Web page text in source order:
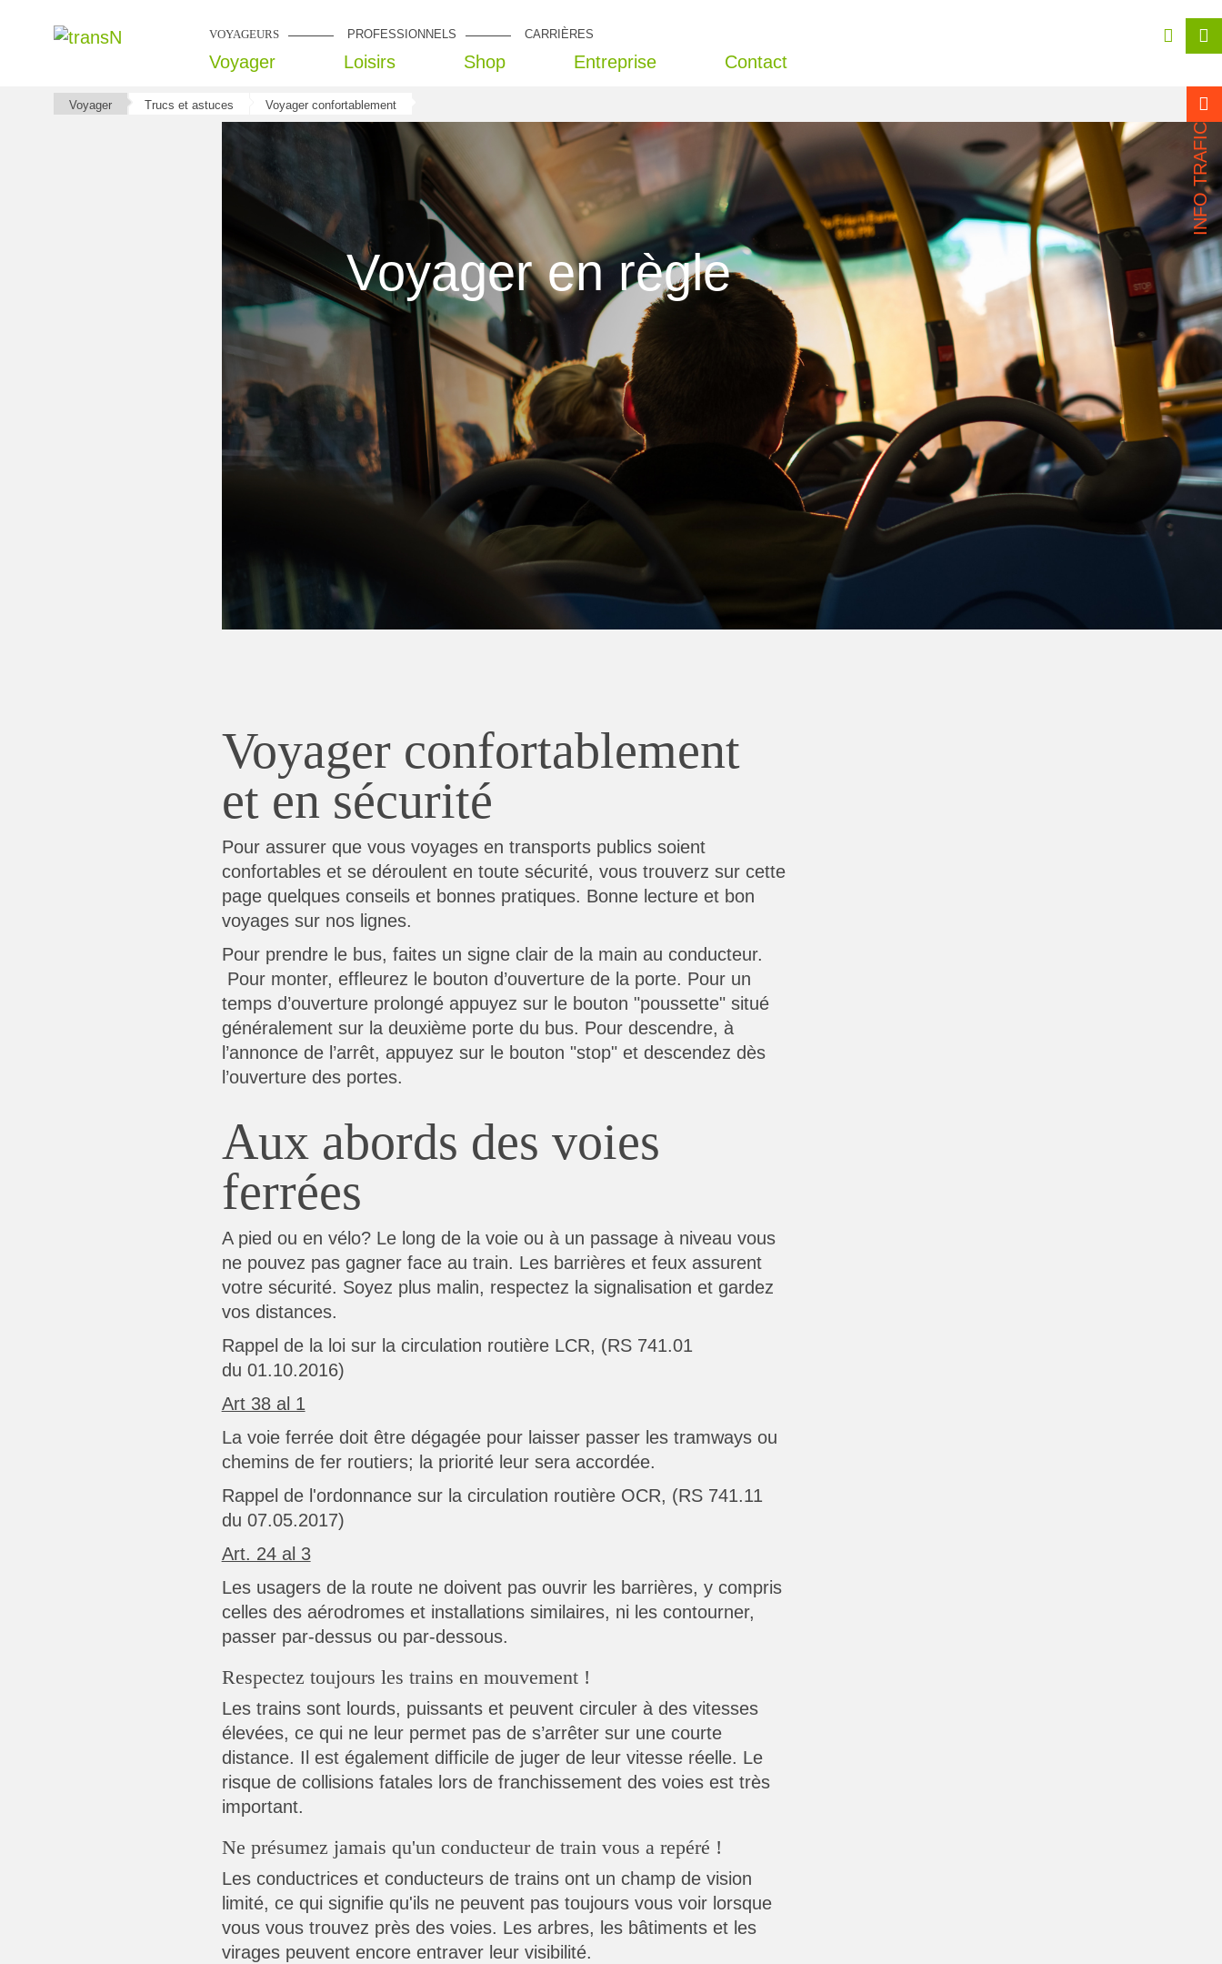
VOYAGEURS PROFESSIONNELS CARRIÈRES
Voyager Loisirs Shop Entreprise Contact
Voyager Trucs et astuces Voyager confortablement
Voyager en règle
Voyager confortablement
et en sécurité
Pour assurer que vous voyages en transports publics soient
confortables et se déroulent en toute sécurité, vous trouverz sur cette
page quelques conseils et bonnes pratiques. Bonne lecture et bon
voyages sur nos lignes.
Pour prendre le bus, faites un signe clair de la main au conducteur.
Pour monter, effleurez le bouton d’ouverture de la porte. Pour un
temps d’ouverture prolongé appuyez sur le bouton "poussette" situé
généralement sur la deuxième porte du bus. Pour descendre, à
l’annonce de l’arrêt, appuyez sur le bouton "stop" et descendez dès
l’ouverture des portes.
Aux abords des voies
ferrées
A pied ou en vélo? Le long de la voie ou à un passage à niveau vous
ne pouvez pas gagner face au train. Les barrières et feux assurent
votre sécurité. Soyez plus malin, respectez la signalisation et gardez
vos distances.
Rappel de la loi sur la circulation routière LCR, (RS 741.01
du 01.10.2016)
Art 38 al 1
La voie ferrée doit être dégagée pour laisser passer les tramways ou
chemins de fer routiers; la priorité leur sera accordée.
Rappel de l'ordonnance sur la circulation routière OCR, (RS 741.11
du 07.05.2017)
Art. 24 al 3
Les usagers de la route ne doivent pas ouvrir les barrières, y compris
celles des aérodromes et installations similaires, ni les contourner,
passer par-dessus ou par-dessous.
Respectez toujours les trains en mouvement !
Les trains sont lourds, puissants et peuvent circuler à des vitesses
élevées, ce qui ne leur permet pas de s’arrêter sur une courte
distance. Il est également difficile de juger de leur vitesse réelle. Le
risque de collisions fatales lors de franchissement des voies est très
important.
Ne présumez jamais qu'un conducteur de train vous a repéré !
Les conductrices et conducteurs de trains ont un champ de vision
limité, ce qui signifie qu'ils ne peuvent pas toujours vous voir lorsque
vous vous trouvez près des voies. Les arbres, les bâtiments et les
virages peuvent encore entraver leur visibilité.
INFO TRAFIC